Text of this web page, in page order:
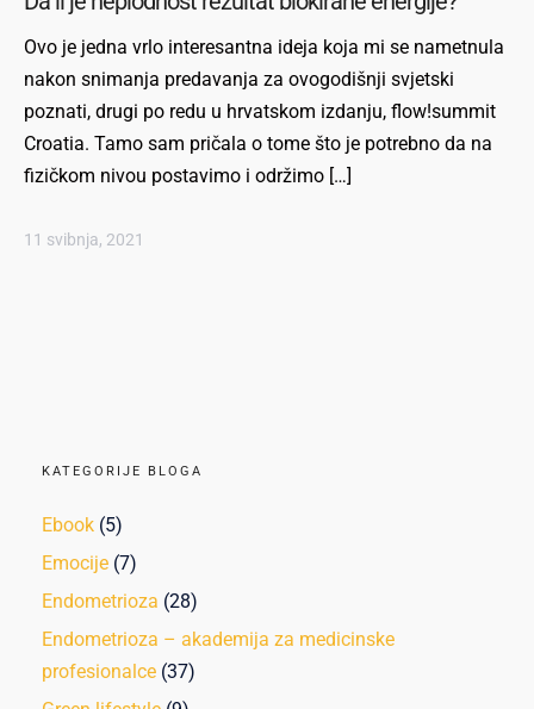
Ovo je jedna vrlo interesantna ideja koja mi se nametnula
nakon snimanja predavanja za ovogodišnji svjetski
poznati, drugi po redu u hrvatskom izdanju, flow!summit
Croatia. Tamo sam pričala o tome što je potrebno da na
fizičkom nivou postavimo i održimo […]
11 svibnja, 2021
KATEGORIJE BLOGA
Ebook (5)
Emocije (7)
Endometrioza (28)
Endometrioza – akademija za medicinske
profesionalce (37)